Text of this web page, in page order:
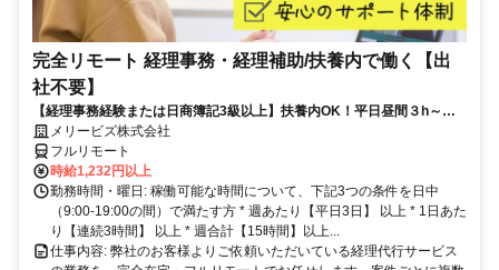
完全リモート 経理事務・経理補助/扶養内で働く【出
社不要】
【経理事務経験または日商簿記3級以上】扶養内OK！平日昼間３h～。
完全在宅で育児・介護中の方も大歓迎♪
メリービズ株式会社
フルリモート
時給1,232円以上
勤務時間・曜日: 稼働可能な時間について、下記3つの条件を日中
（9:00-19:00の間）で満たす方 * 週あたり【平日3日】 以上 * 1日あた
り【連続3時間】 以上 * 週合計【15時間】以上...
仕事内容: 弊社のお客様よりご依頼いただいている経理代行サービス